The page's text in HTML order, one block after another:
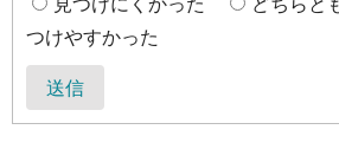
つけやすかった
送信